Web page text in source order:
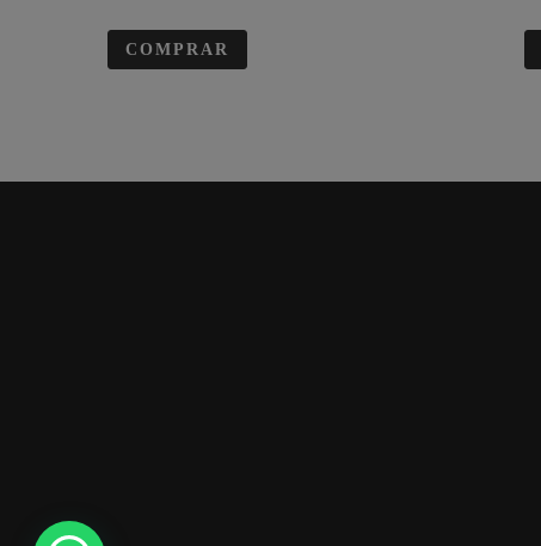
COMPRAR